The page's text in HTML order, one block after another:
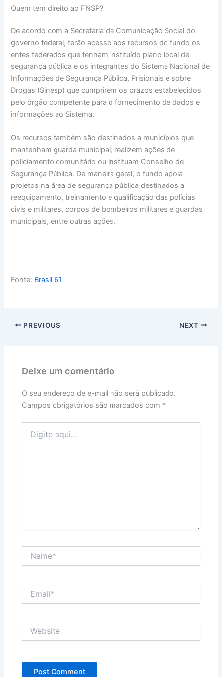
Quem tem direito ao FNSP?
De acordo com a Secretaria de Comunicação Social do
governo federal, terão acesso aos recursos do fundo os
entes federados que tenham instituído plano local de
segurança pública e os integrantes do Sistema Nacional de
Informações de Segurança Pública, Prisionais e sobre
Drogas (Sinesp) que cumprirem os prazos estabelecidos
pelo órgão competente para o fornecimento de dados e
informações ao Sistema.
Os recursos também são destinados a municípios que
mantenham guarda municipal, realizem ações de
policiamento comunitário ou instituam Conselho de
Segurança Pública. De maneira geral, o fundo apoia
projetos na área de segurança pública destinados a
reequipamento, treinamento e qualificação das polícias
civis e militares, corpos de bombeiros militares e guardas
municipais, entre outras ações.
Fonte: Brasil 61
PREVIOUS NEXT
Deixe um comentário
O seu endereço de e-mail não será publicado.
Campos obrigatórios são marcados com *
aqui...